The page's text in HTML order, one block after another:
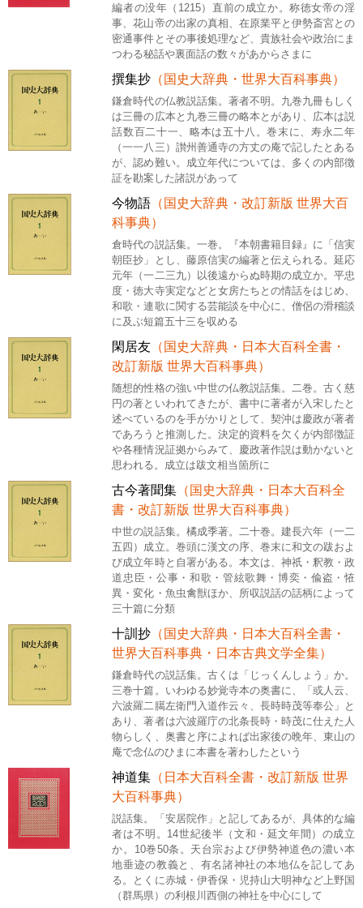
編者の没年（1215）直前の成立か。称徳女帝の淫
事、花山帝の出家の真相、在原業平と伊勢斎宮との
密通事件とその事後処理など、貴族社会や政治にま
つわる秘話や裏面話の数々があからさまに
撰集抄 （国史大辞典・世界大百科事典）
鎌倉時代の仏教説話集。著者不明。九巻九冊もしく
は三冊の広本と九巻三冊の略本とがあり、広本は説
話数百二十一、略本は五十八。巻末に、寿永二年
（一一八三）讃州善通寺の方丈の庵で記したとある
が、認め難い。成立年代については、多くの内部徴
証を勘案した諸説があって
今物語 （国史大辞典・改訂新版 世界大百
科事典）
倉時代の説話集。一巻。『本朝書籍目録』に「信実
朝臣抄」とし、藤原信実の編著と伝えられる。延応
元年（一二三九）以後遠からぬ時期の成立か。平忠
度・徳大寺実定などと女房たちとの情話をはじめ、
和歌・連歌に関する芸能談を中心に、僧侶の滑稽談
に及ぶ短篇五十三を収める
閑居友 （国史大辞典・日本大百科全書・
改訂新版 世界大百科事典）
随想的性格の強い中世の仏教説話集。二巻。古く慈
円の著といわれてきたが、書中に著者が入宋したと
述べているのを手がかりとして、契沖は慶政が著者
であろうと推測した。決定的資料を欠くが内部徴証
や各種情況証拠からみて、慶政著作説は動かないと
思われる。成立は跋文相当箇所に
古今著聞集 （国史大辞典・日本大百科全
書・改訂新版 世界大百科事典）
中世の説話集。橘成季著。二十巻。建長六年（一二
五四）成立。巻頭に漢文の序、巻末に和文の跋およ
び成立年時と自署がある。本文は、神祇・釈教・政
道忠臣・公事・和歌・管絃歌舞・博奕・偸盗・恠
異・変化・魚虫禽獣ほか、所収説話の話柄によって
三十篇に分類
十訓抄 （国史大辞典・日本大百科全書・
世界大百科事典・日本古典文学全集）
鎌倉時代の説話集。古くは「じっくんしょう」か。
三巻十篇。いわゆる妙覚寺本の奥書に、「或人云、
六波羅二臈左衛門入道作云々、長時時茂等奉公」と
あり、著者は六波羅庁の北条長時・時茂に仕えた人
物らしく、奥書と序によれば出家後の晩年、東山の
庵で念仏のひまに本書を著わしたという
神道集 （日本大百科全書・改訂新版 世界
大百科事典）
説話集。「安居院作」と記してあるが、具体的な編
者は不明。14世紀後半（文和・延文年間）の成立
か。10巻50条。天台宗および伊勢神道色の濃い本
地垂迹の教義と、有名諸神社の本地仏を記してあ
る。とくに赤城・伊香保・児持山大明神など上野国
（群馬県）の利根川西側の神社を中心にして